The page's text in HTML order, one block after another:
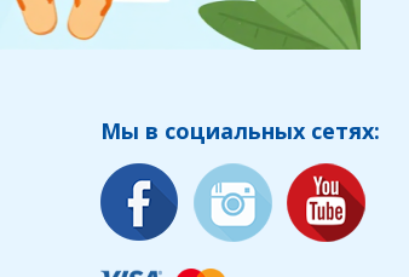
Мы в социальных сетях: